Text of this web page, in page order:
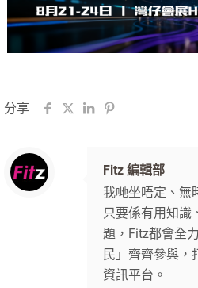
分享
Fitz 編輯部
我哋坐唔定、無
只要係有用知識
題，Fitz都會全
民」齊齊參與，
資訊平台。